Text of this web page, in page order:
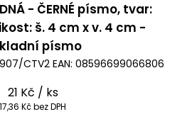
- ČERNÉ písmo, tvar:
š. 4 cm x v. 4 cm -
písmo
CTV2 EAN: 08596699066806
21 Kč / ks
17,36 Kč bez DPH